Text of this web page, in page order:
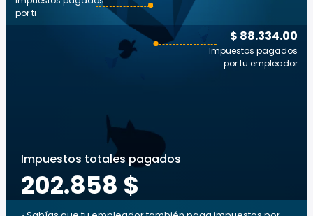
$ 88.334.00
Impuestos pagados
por tu empleador
por ti
Impuestos totales pagados
202.858 $